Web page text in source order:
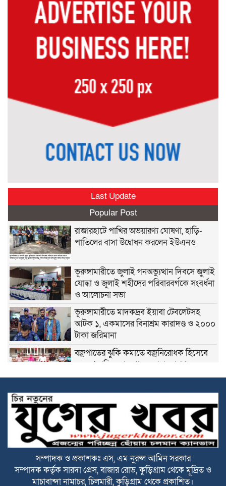
Last Update
Popular Post
রাজারহাটে পাখির অভয়ারণ্য ঘোষণা, হাড়ি-
পাতিলের বাসা উদ্বোধন করলেন ইউএনও
ভূরুঙ্গামারীতে জুলাই গনঅভ্যুত্থান দিবসে জুলাই
যোদ্ধা ও জুলাই শহীদের পরিবারবর্গকে সংবর্ধনা
ও আলোচনা সভা
ভূরুঙ্গামারীতে মাদকদ্রব ইয়াবা টেবলেটসহ
আটক ১, একমাসের বিনাশ্রম কারাদণ্ড ও ২০০০
টাকা জরিমানা
বজ্রপাতের ঝুকি কমাতে বজ্রনিরোধক হিসেবে
দেড় শতাধিক তাল গাছের চারা রোপণ
২০ আগস্ট রাষ্ট্রপতি নির্বাচন
ফ্যাসিবাদবিরোধী আন্দোলনে হত্যাকাণ্ডের বিচার
হবে স্বচ্ছ ও নিরপেক্ষ: প্রধানমন্ত্রী
রাজারহাটে শহীদ রাজিবের কবরে শুদ্ধা নিবেদন
সম্পাদক ও প্রকাশকঃ এস, এম নুরুল আমিন সরকার
সম্পাদক কর্তৃক সারদা প্রেস, বাজার রোড, কুড়িগ্রাম থেকে মূদ্রিত ও
মাচাবান্দা নামাচর, চিলমারী, কুড়িগ্রাম থেকে প্রকাশিত।